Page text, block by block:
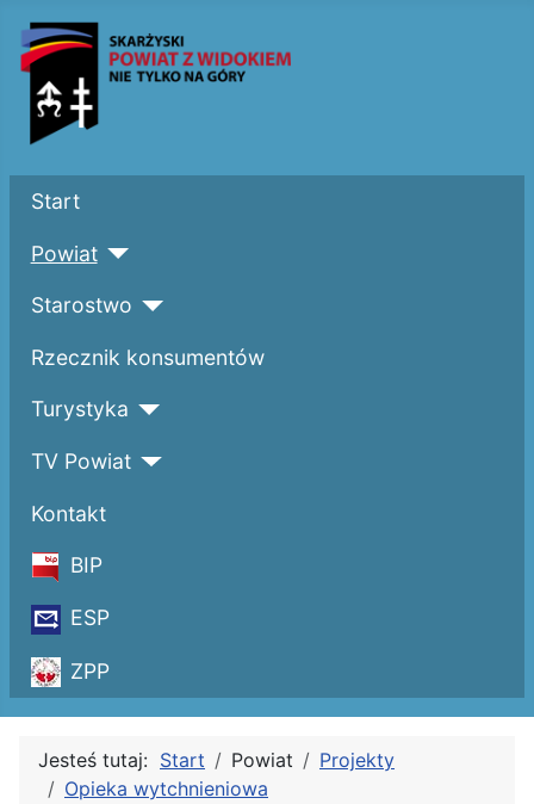
Start
Powiat
Starostwo
Rzecznik konsumentów
Turystyka
TV Powiat
Kontakt
BIP
ESP
ZPP
Jesteś tutaj: Start Powiat
Projekty
Opieka wytchnieniowa